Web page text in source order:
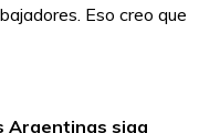
Eso creo que
Argentinas siga